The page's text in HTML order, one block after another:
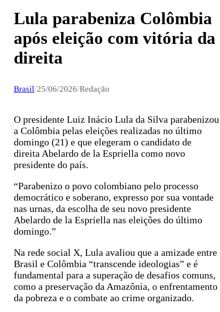
Lula parabeniza Colômbia
após eleição com vitória da
direita
Brasil/25/06/2026/Redação
O presidente Luiz Inácio Lula da Silva parabenizou
a Colômbia pelas eleições realizadas no último
domingo (21) e que elegeram o candidato de
direita Abelardo de la Espriella como novo
presidente do país.
“Parabenizo o povo colombiano pelo processo
democrático e soberano, expresso por sua vontade
nas urnas, da escolha de seu novo presidente
Abelardo de la Espriella nas eleições do último
domingo.”
Na rede social X, Lula avaliou que a amizade entre
Brasil e Colômbia “transcende ideologias” e é
fundamental para a superação de desafios comuns,
como a preservação da Amazônia, o enfrentamento
da pobreza e o combate ao crime organizado.